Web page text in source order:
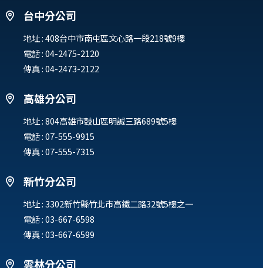
台中分公司
地址 :408台中市南屯區文心路一段218號9樓
電話 :04-2475-2120
傳真 : 04-2473-2122
高雄分公司
地址 :804高雄市鼓山區明誠三路689號5樓
電話 :07-555-9915
傳真 : 07-555-7315
新竹分公司
地址 :3302新竹縣竹北市高鐵二路32號5樓之一
電話 :03-667-6598
傳真 : 03-667-6599
雲林分公司